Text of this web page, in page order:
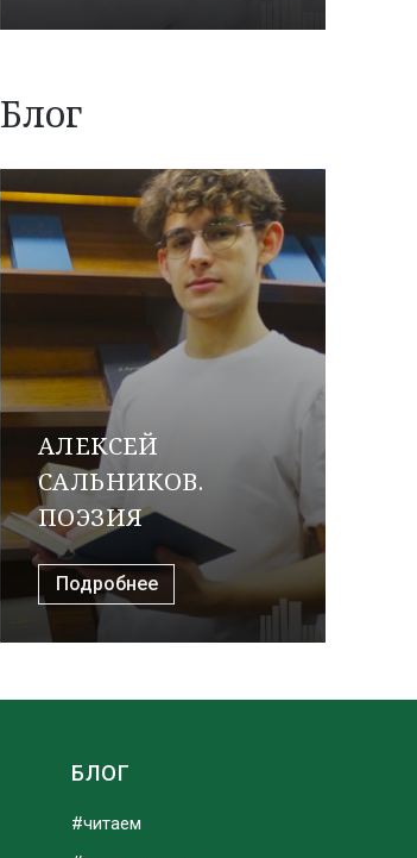
Блог
АЛЕКСЕЙ
САЛЬНИКОВ.
ПОЭЗИЯ
Подробнее
БЛОГ
#читаем